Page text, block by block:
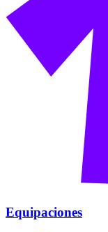
Equipaciones